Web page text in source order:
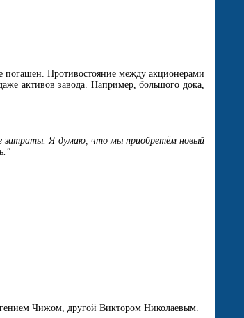
Противостояние между акционерами
активов завода. Например, большого дока,
затраты. Я думаю, что мы приобретём новый
Чижом, другой Виктором Николаевым.